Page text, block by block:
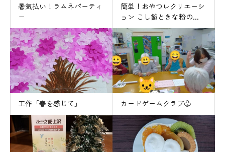
暑気払い！ラムネパーティ
ー
簡単！おやつレクリエーシ
ョン こし餡ときな粉の...
工作「春を感じて」 カードゲームクラブ♧